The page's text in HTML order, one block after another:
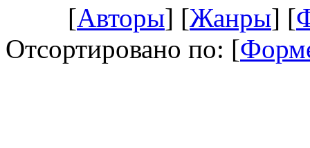
[Авторы] [Жанры] [
Отсортировано по: [